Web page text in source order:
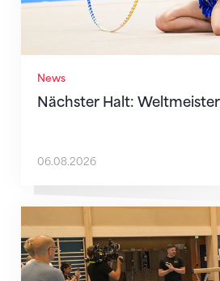
News
Nächster Halt:
06.08.2026
Mit klaren Zielen nach Zagreb